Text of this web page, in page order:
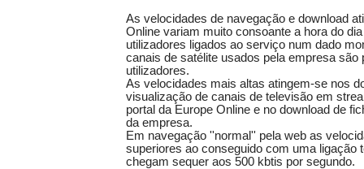
As velocidades de navegação e download
Online variam muito consoante a hora do
utilizadores ligados ao serviço num dado
canais de satélite usados pela empresa são
utilizadores.
As velocidades mais altas atingem-se nos
visualização de canais de televisão em
portal da Europe Online e no download de
da empresa.
Em navegação ''normal'' pela web as
superiores ao conseguido com uma ligação
chegam sequer aos 500 kbtis por segundo.